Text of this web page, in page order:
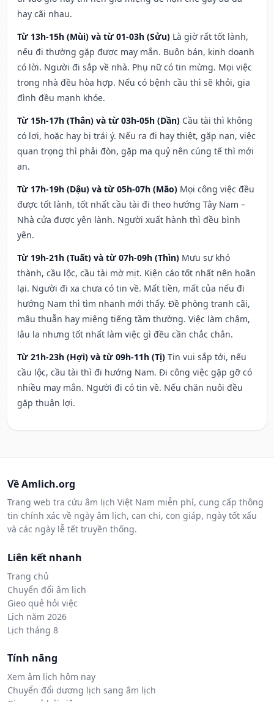
hay cãi nhau.
Từ 13h-15h (Mùi) và từ 01-03h (Sửu) Là giờ rất tốt lành,
nếu đi thường gặp được may mắn. Buôn bán, kinh doanh
có lời. Người đi sắp về nhà. Phụ nữ có tin mừng. Mọi việc
trong nhà đều hòa hợp. Nếu có bệnh cầu thì sẽ khỏi, gia
đình đều mạnh khỏe.
Từ 15h-17h (Thân) và từ 03h-05h (Dần) Cầu tài thì không
có lợi, hoặc hay bị trái ý. Nếu ra đi hay thiệt, gặp nạn, việc
quan trọng thì phải đòn, gặp ma quỷ nên cúng tế thì mới
an.
Từ 17h-19h (Dậu) và từ 05h-07h (Mão) Mọi công việc đều
được tốt lành, tốt nhất cầu tài đi theo hướng Tây Nam –
Nhà cửa được yên lành. Người xuất hành thì đều bình
yên.
Từ 19h-21h (Tuất) và từ 07h-09h (Thìn) Mưu sự khó
thành, cầu lộc, cầu tài mờ mịt. Kiện cáo tốt nhất nên hoãn
lại. Người đi xa chưa có tin về. Mất tiền, mất của nếu đi
hướng Nam thì tìm nhanh mới thấy. Đề phòng tranh cãi,
mâu thuẫn hay miệng tiếng tầm thường. Việc làm chậm,
lâu la nhưng tốt nhất làm việc gì đều cần chắc chắn.
Từ 21h-23h (Hợi) và từ 09h-11h (Tị) Tin vui sắp tới, nếu
cầu lộc, cầu tài thì đi hướng Nam. Đi công việc gặp gỡ có
nhiều may mắn. Người đi có tin về. Nếu chăn nuôi đều
gặp thuận lợi.
Về Amlich.org
Trang web tra cứu âm lịch Việt Nam miễn phí, cung cấp thông
tin chính xác về ngày âm lịch, can chi, con giáp, ngày tốt xấu
và các ngày lễ tết truyền thống.
Liên kết nhanh
Trang chủ
Chuyển đổi âm lịch
Gieo quẻ hỏi việc
Lịch năm 2026
Lịch tháng 8
Tính năng
Xem âm lịch hôm nay
Chuyển đổi dương lịch sang âm lịch